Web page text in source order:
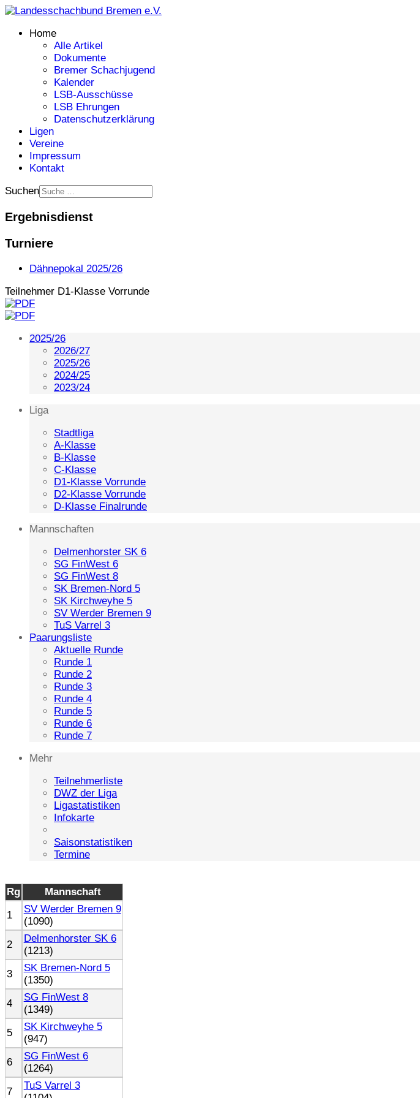
Home
Alle Artikel
Dokumente
Bremer Schachjugend
Kalender
LSB-Ausschüsse
LSB Ehrungen
Datenschutzerklärung
Ligen
Vereine
Impressum
Kontakt
Suchen
Ergebnisdienst
Turniere
Dähnepokal 2025/26
Teilnehmer D1-Klasse Vorrunde
2025/26
2026/27
2025/26
2024/25
2023/24
Liga
Stadtliga
A-Klasse
B-Klasse
C-Klasse
D1-Klasse Vorrunde
D2-Klasse Vorrunde
D-Klasse Finalrunde
Mannschaften
Delmenhorster SK 6
SG FinWest 6
SG FinWest 8
SK Bremen-Nord 5
SK Kirchweyhe 5
SV Werder Bremen 9
TuS Varrel 3
Paarungsliste
Aktuelle Runde
Runde 1
Runde 2
Runde 3
Runde 4
Runde 5
Runde 6
Runde 7
Mehr
Teilnehmerliste
DWZ der Liga
Ligastatistiken
Infokarte
Saisonstatistiken
Termine
Rg
Mannschaft
1
SV Werder Bremen 9
(1090)
2
Delmenhorster SK 6
(1213)
3
SK Bremen-Nord 5
(1350)
4
SG FinWest 8
(1349)
5
SK Kirchweyhe 5
(947)
6
SG FinWest 6
(1264)
7
TuS Varrel 3